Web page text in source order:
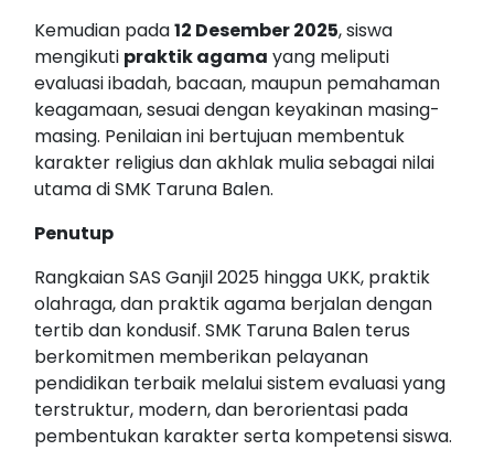
Kemudian pada12 Desember 2025, siswa
mengikuti praktik agama yang meliputi
evaluasi ibadah, bacaan, maupun pemahaman
keagamaan, sesuai dengan keyakinan masing-
masing. Penilaian ini bertujuan membentuk
karakter religius dan akhlak mulia sebagai nilai
utama di SMK Taruna Balen.
Penutup
Rangkaian SAS Ganjil 2025 hingga UKK, praktik
olahraga, dan praktik agama berjalan dengan
tertib dan kondusif. SMK Taruna Balen terus
berkomitmen memberikan pelayanan
pendidikan terbaik melalui sistem evaluasi yang
terstruktur, modern, dan berorientasi pada
pembentukan karakter serta kompetensi siswa.